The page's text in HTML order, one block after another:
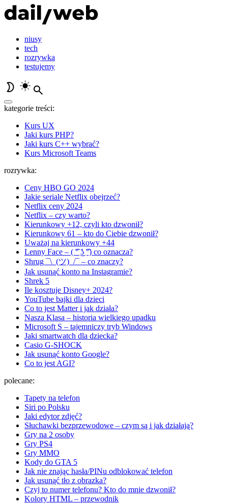
niusy
tech
rozrywka
testujemy
kategorie treści:
Kurs UX
Jaki kurs PHP?
Jaki kurs C++ wybrać?
Kurs Microsoft Teams
rozrywka:
Ceny HBO GO 2024
Jakie seriale Netflix obejrzeć?
Netflix ceny 2024
Netflix – czy warto?
Kierunkowy +12, czyli kto dzwonił?
Kierunkowy 61 – kto do Ciebie dzwonił?
Uważaj na kierunkowy +44
Lenny Face – ( ͡° ͜ʖ ͡°) co oznacza?
Shrug ¯\_(ツ)_/¯ – co znaczy?
Jak usunąć konto na Instagramie?
Shrek 5
Ile kosztuje Disney+ 2024?
YouTube bajki dla dzieci
Co to jest Matter i jak działa?
Nasza Klasa – historia wielkiego upadku
Microsoft S – tajemniczy tryb Windows
Jaki smartwatch dla dziecka?
Casio G-SHOCK
Jak usunąć konto Google?
Co to jest AGI?
polecane:
Tapety na telefon
Siri po Polsku
Jaki edytor zdjęć?
Słuchawki bezprzewodowe – czym są i jak działają?
Gry na 2 osoby
Gry PS4
Gry MMO
Kody do GTA 5
Jak nie znając hasła/PINu odblokować telefon
Jak usunąć tło z obrazka?
Czyj to numer telefonu? Kto do mnie dzwonił?
Kolory HTML – przewodnik